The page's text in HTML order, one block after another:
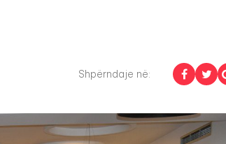
Shpërndaje në: